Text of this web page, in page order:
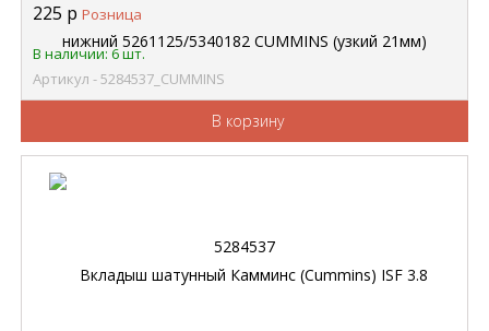
225 р Розница
В наличии: 6 шт.
Артикул - 5284537_CUMMINS
В корзину